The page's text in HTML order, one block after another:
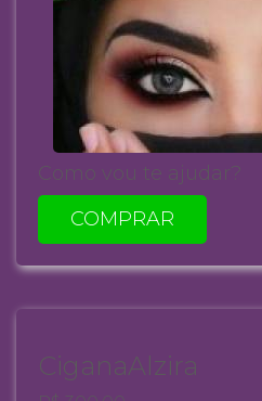
Como vou te ajudar?
COMPRAR
CiganaAlzira